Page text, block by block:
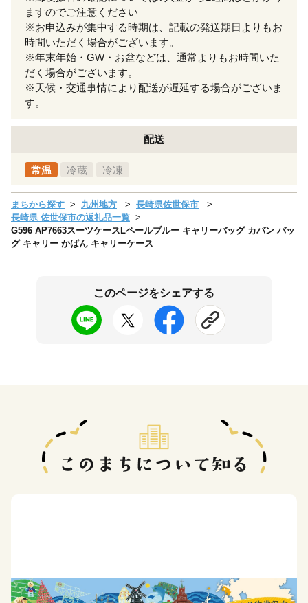
ますのでご注意ください
※お申込みが集中する時期は、記載の発送期日よりもお
時間いただく場合がございます。
※年末年始・GW・お盆などは、通常よりもお時間いた
だく場合がございます。
※天候・交通事情により配送が遅延する場合がございま
す。
配送
常温 冷蔵 冷凍
まちから探す 九州地方
長崎県佐世保市
長崎県 佐世保市の返礼品一覧
G596 AP7663スーツケースLペールブルー キャリーバッグ カバン バッ
グ キャリー かばん キャリーケース
このページをシェアする